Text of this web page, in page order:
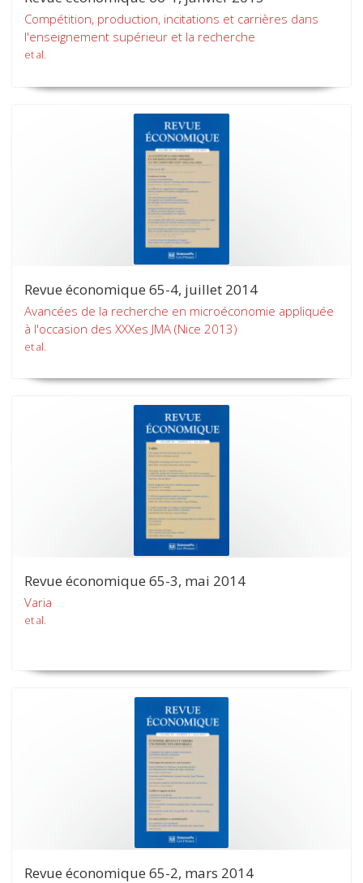
Compétition, production, incitations et carrières dans
l'enseignement supérieur et la recherche
et al.
Revue économique 65-4, juillet 2014
Avancées de la recherche en microéconomie appliquée
à l'occasion des XXXes JMA (Nice 2013)
et al.
Revue économique 65-3, mai 2014
Varia
et al.
Revue économique 65-2, mars 2014